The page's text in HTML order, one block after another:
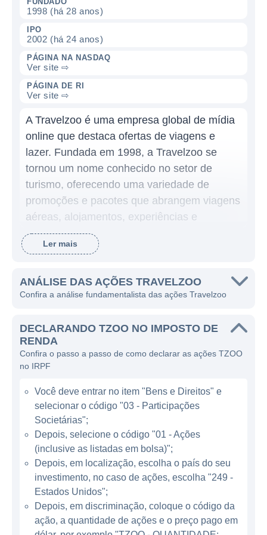
1998 (há 28 anos)
IPO
2002 (há 24 anos)
PÁGINA NA NASDAQ
Ver site ⇨
PÁGINA DE RI
Ver site ⇨
A Travelzoo é uma empresa global de mídia
online que destaca ofertas de viagens e
lazer. Fundada em 1998, a Travelzoo se
tornou um nome conhecido no setor de
turismo, oferecendo uma variedade de
promoções e pacotes que abrangem viagens
aéreas, alojamentos, experiências e
entretenimento. Sua missão é ajudar os
viajantes a descobrir ofertas de viagens de
experiências de viagem.
curadoria de ofertas, onde a empresa utiliza
sua equipe de especialistas para pesquisar,
verificar e apresentar as melhores
oportunidades de viagem disponíveis. Além
de sua plataforma online, a Travelzoo se
destaca por sua newsletter semanal, que é
enviada para milhões de assinantes,
proporcionando acesso a ofertas limitadas e
exclusivas.
MODELOS DE NEGÓCIO DA TRAVELZOO
A Travelzoo gera receita principalmente
através da publicidade e das comissões
Ler mais
ANÁLISE DAS AÇÕES TRAVELZOO
Confira a análise fundamentalista das ações Travelzoo
DECLARANDO TZOO NO IMPOSTO DE
RENDA
Confira o passo a passo de como declarar as ações TZOO
no IRPF
Você deve entrar no item "Bens e Direitos" e
selecionar o código "03 - Participações
Societárias";
Depois, selecione o código "01 - Ações
(inclusive as listadas em bolsa)";
Depois, em localização, escolha o país do seu
investimento, no caso de ações, escolha "249 -
Estados Unidos";
Depois, em discriminação, coloque o código da
ação, a quantidade de ações e o preço pago em